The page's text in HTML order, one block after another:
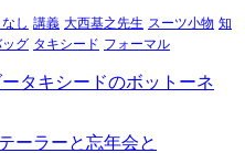
し 講義 大西基之先生 スーツ小物 知
グ タキシード フォーマル
ーラーと忘年会と